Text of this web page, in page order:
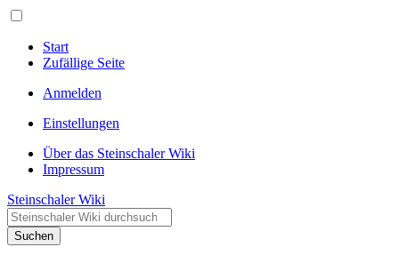
Start
Zufällige Seite
Anmelden
Einstellungen
Über das Steinschaler Wiki
Impressum
Steinschaler Wiki
Suchen